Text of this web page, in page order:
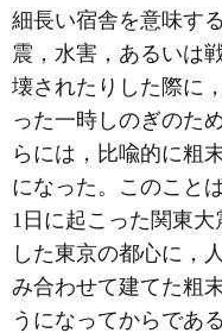
細長い宿舎を意味す
震，水害，あるいは
壊されたりした際に
った一時しのぎのた
らには，比喩的に粗
になった。このこと
1日に起こった関東
した東京の都心に，
み合わせて建てた粗
うになってからであ